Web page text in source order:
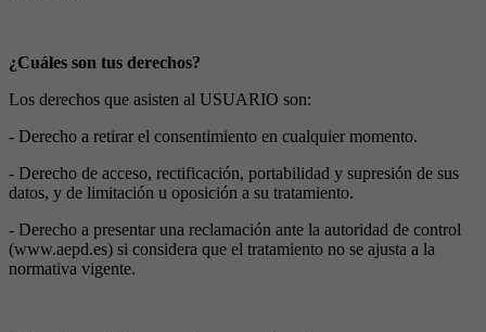
¿Cuáles son tus derechos?
Los derechos que asisten al USUARIO son:
- Derecho a retirar el consentimiento en cualquier momento.
- Derecho de acceso, rectificación, portabilidad y supresión de sus
datos, y de limitación u oposición a su tratamiento.
- Derecho a presentar una reclamación ante la autoridad de control
(www.aepd.es) si considera que el tratamiento no se ajusta a la
normativa vigente.